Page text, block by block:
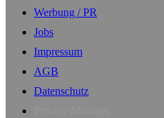
Werbung / PR
Jobs
Impressum
AGB
Datenschutz